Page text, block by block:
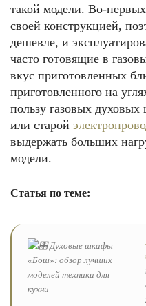
такой модели. Во-
своей конструкцией,
дешевле, и
часто готовящие в
вкус приготовленных
приготовленного на
пользу газовых
или старой
выдержать больших
модели.
Статья по теме: